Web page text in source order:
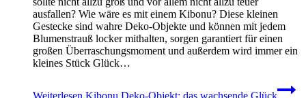
ausfallen? Wie wäre es mit einem Kibonu? Diese kleinen
Gestecke sind wahre Deko-Objekte und können mit jedem
Blumenstrauß locker mithalten, sorgen garantiert für einen
großen Überraschungsmoment und außerdem wird immer ein
kleines Stück Glück…
Weiterlesen Kibonu Deko-Objekt: das wachsende Glück